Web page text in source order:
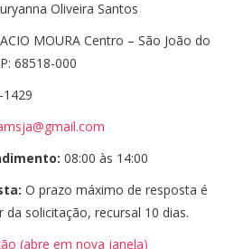
Oliveira Santos
MOURA Centro – São João do
68518-000
com
08:00 às 14:00
O prazo máximo de resposta é
da solicitação, recursal 10 dias.
(abre em nova janela)